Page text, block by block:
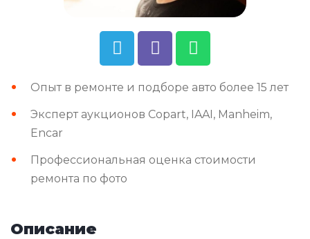
Опыт в ремонте и подборе авто более 15 лет
Эксперт аукционов Copart, IAAI, Manheim,
Encar
Профессиональная оценка стоимости
ремонта по фото
Описание